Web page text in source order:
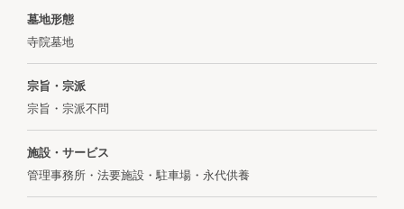
墓地形態
寺院墓地
宗旨・宗派
宗旨・宗派不問
施設・サービス
管理事務所・法要施設・駐車場・永代供養